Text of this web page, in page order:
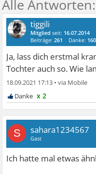
tiggili
Mitglied seit: 16.07.2014
Beiträge:261 Danke: 160
Ja, lass dich erstmal
Tochter auch so. Wie
18.09.2021 17:13 •
x 2
S sahara1234567
Gast
Ich hatte mal etwas